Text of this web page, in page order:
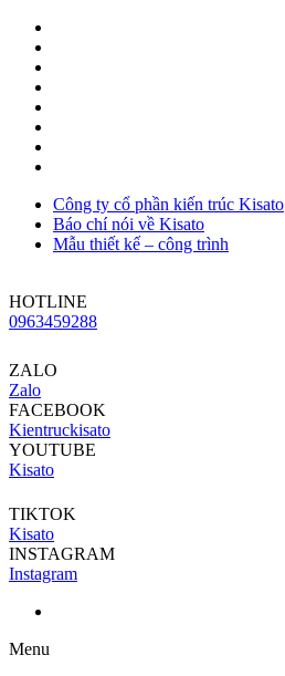
Công ty cổ phần kiến trúc Kisato
Báo chí nói về Kisato
Mẫu thiết kế – công trình
HOTLINE
0963459288
ZALO
Zalo
FACEBOOK
Kientruckisato
YOUTUBE
Kisato
TIKTOK
Kisato
INSTAGRAM
Instagram
Menu